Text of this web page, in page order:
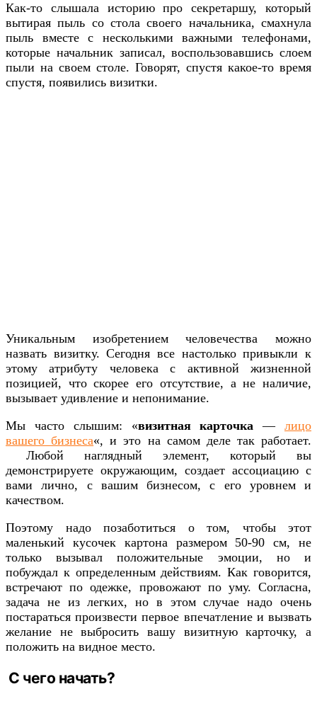
Как-то слышала историю про секретаршу, который
вытирая пыль со стола своего начальника, смахнула
пыль вместе с несколькими важными телефонами,
которые начальник записал, воспользовавшись слоем
пыли на своем столе. Говорят, спустя какое-то время
спустя, появились визитки.
Уникальным изобретением человечества можно
назвать визитку. Сегодня все настолько привыкли к
этому атрибуту человека с активной жизненной
позицией, что скорее его отсутствие, а не наличие,
вызывает удивление и непонимание.
Мы часто слышим: «визитная карточка —лицо
вашего бизнеса«, и это на самом деле так работает.
Любой наглядный элемент, который вы
демонстрируете окружающим, создает ассоциацию с
вами лично, с вашим бизнесом, с его уровнем и
качеством.
Поэтому надо позаботиться о том, чтобы этот
маленький кусочек картона размером 50-90 см, не
только вызывал положительные эмоции, но и
побуждал к определенным действиям. Как говорится,
встречают по одежке, провожают по уму. Согласна,
задача не из легких, но в этом случае надо очень
постараться произвести первое впечатление и вызвать
желание не выбросить вашу визитную карточку, а
положить на видное место.
С чего начать?